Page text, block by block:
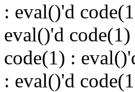
: eval()'d
eval()'d
code(1) :
: eval()'d